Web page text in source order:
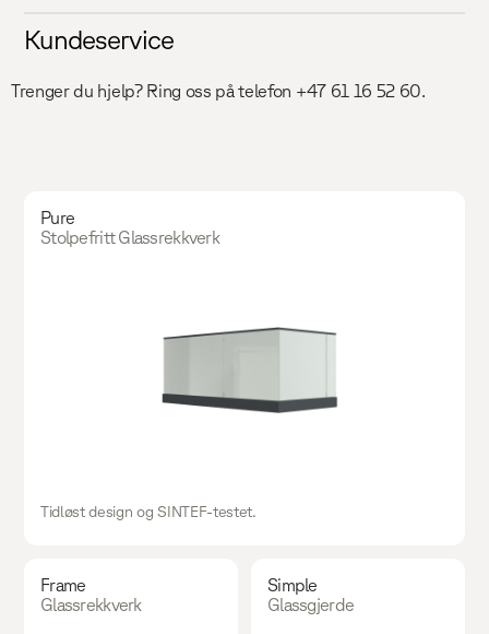
Kundeservice
Trenger du hjelp? Ring oss på telefon +47 61 16 52 60.
Pure
Stolpefritt Glassrekkverk
Tidløst design og SINTEF-testet.
Frame
Glassrekkverk
Simple
Glassgjerde